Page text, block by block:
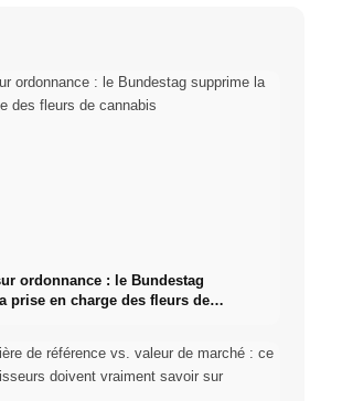
ordonnance : le Bundestag
prise en charge des fleurs de